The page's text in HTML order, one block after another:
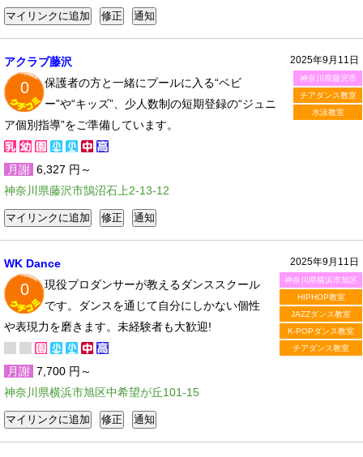
2025年9月11日
神奈川県藤沢市
チアダンス教室
水泳教室
アクラブ藤沢
0
保護者の方と一緒にプールに入る“ベビ
ー”や“キッズ”、少人数制の短期登録の“ジュニ
ア個別指導”をご準備しています。
月謝 6,327 円～
神奈川県藤沢市鵠沼石上2-13-12
2025年9月11日
神奈川県横浜市旭区
HIPHOP教室
JAZZダンス教室
K-POPダンス教室
チアダンス教室
WK Dance
0
現役プロダンサーが教えるダンススクール
です。ダンスを通じて自分にしかない個性
や表現力を磨きます。未経験者も大歓迎!
月謝 7,700 円～
神奈川県横浜市旭区中希望が丘101-15